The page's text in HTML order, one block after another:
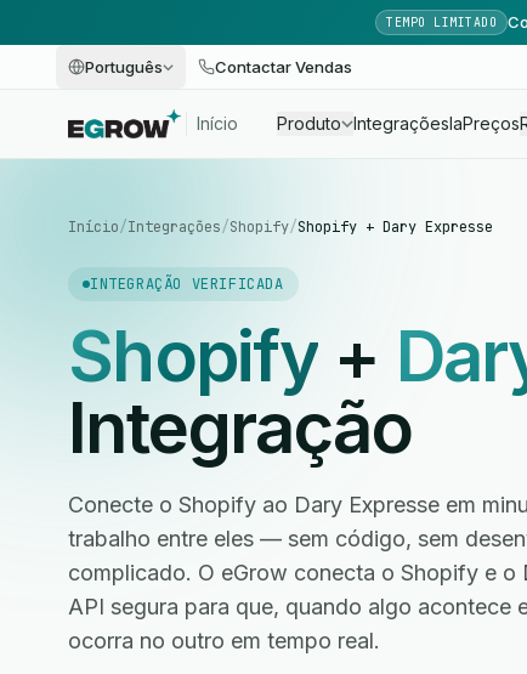
TEMPO LIMITADO
Português Contactar Vendas
Início Produto IntegraçõesIaPreços
Início/Integrações/Shopify/Shopify + Dary Expresse
INTEGRAÇÃO VERIFICADA
Shopify+
Integração
Conecte o Shopify ao Dary Expresse em
trabalho entre eles — sem código, sem
complicado. O eGrow conecta o Shopify e o
API segura para que, quando algo acontece
ocorra no outro em tempo real.